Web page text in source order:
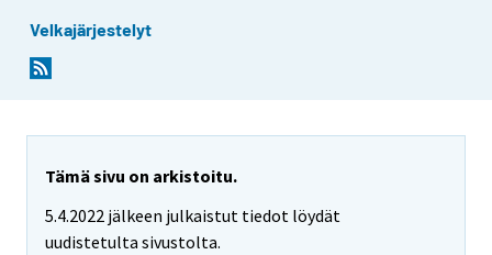
Velkajärjestelyt
Tämä sivu on arkistoitu.
5.4.2022 jälkeen julkaistut tiedot löydät
uudistetulta sivustolta.